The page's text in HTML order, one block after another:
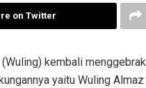
on Twitter
kembali menggebrak
yaitu Wuling Almaz